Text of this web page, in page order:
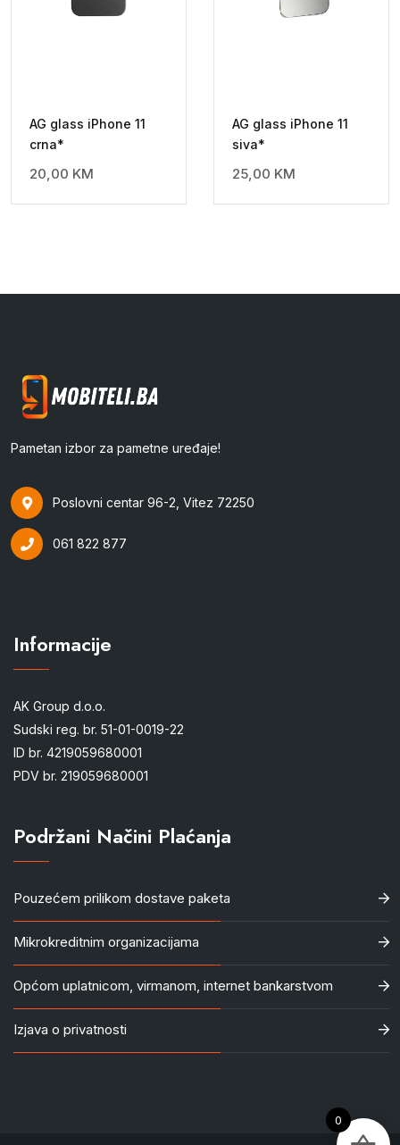
AG glass iPhone 11
crna*
20,00 KM
AG glass iPhone 11
siva*
25,00 KM
Pametan izbor za pametne uređaje!
Poslovni centar 96-2, Vitez 72250
061 822 877
Informacije
AK Group d.o.o.
Sudski reg. br. 51-01-0019-22
ID br. 4219059680001
PDV br. 219059680001
Podržani Načini Plaćanja
Pouzećem prilikom dostave paketa
Mikrokreditnim organizacijama
Općom uplatnicom, virmanom, internet bankarstvom
Izjava o privatnosti
0